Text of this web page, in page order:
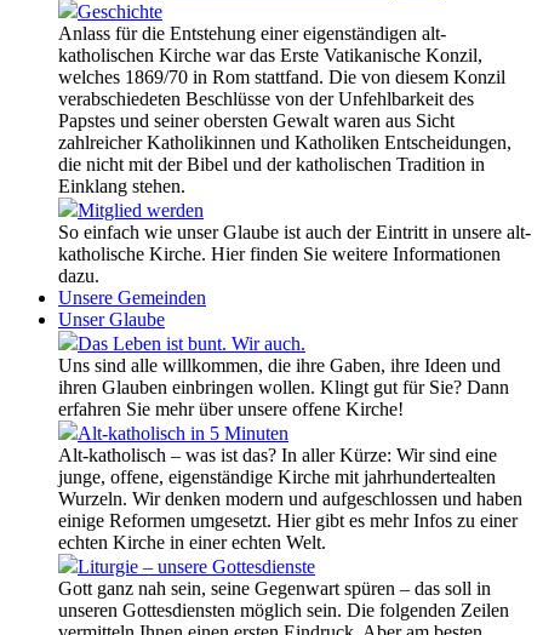
Geschichte
Anlass für die Entstehung einer eigenständigen alt-
katholischen Kirche war das Erste Vatikanische Konzil,
welches 1869/70 in Rom stattfand. Die von diesem Konzil
verabschiedeten Beschlüsse von der Unfehlbarkeit des
Papstes und seiner obersten Gewalt waren aus Sicht
zahlreicher Katholikinnen und Katholiken Entscheidungen,
die nicht mit der Bibel und der katholischen Tradition in
Einklang stehen.
Mitglied werden
So einfach wie unser Glaube ist auch der Eintritt in unsere alt-
katholische Kirche. Hier finden Sie weitere Informationen
dazu.
Unsere Gemeinden
Unser Glaube
Das Leben ist bunt. Wir auch.
Uns sind alle willkommen, die ihre Gaben, ihre Ideen und
ihren Glauben einbringen wollen. Klingt gut für Sie? Dann
erfahren Sie mehr über unsere offene Kirche!
Alt-katholisch in 5 Minuten
Alt-katholisch – was ist das? In aller Kürze: Wir sind eine
junge, offene, eigenständige Kirche mit jahrhundertealten
Wurzeln. Wir denken modern und aufgeschlossen und haben
einige Reformen umgesetzt. Hier gibt es mehr Infos zu einer
echten Kirche in einer echten Welt.
Liturgie – unsere Gottesdienste
Gott ganz nah sein, seine Gegenwart spüren – das soll in
unseren Gottesdiensten möglich sein. Die folgenden Zeilen